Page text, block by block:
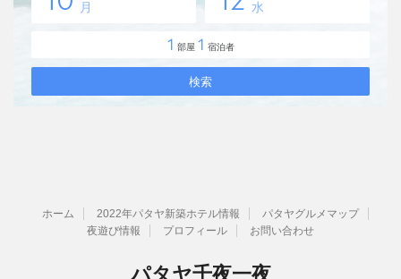
ホーム 2022年パタヤ新築ホテル情報
パタヤグルメマップ
夜遊び情報
プロフィール お問い合わせ
パタヤ千夜一夜